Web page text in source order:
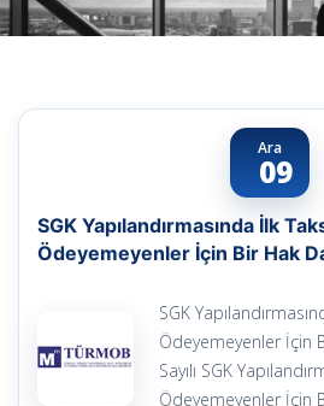
Ara
09
SGK Yapılandırmasında İlk
Ödeyemeyenler İçin Bir Hak
SGK
Ödeyemeyenler İçin
Sayılı SGK
Ödeyemeyenler İçin